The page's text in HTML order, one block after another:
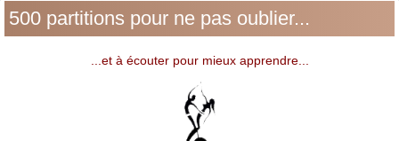
500 partitions pour ne pas oublier...
...et à écouter pour mieux apprendre...